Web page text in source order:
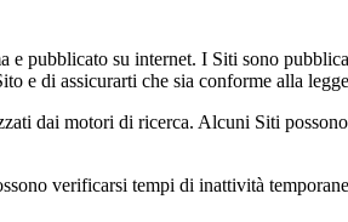
pubblicato su internet. I Siti sono
e di assicurarti che sia conforme alla
dai motori di ricerca. Alcuni Siti
verificarsi tempi di inattività